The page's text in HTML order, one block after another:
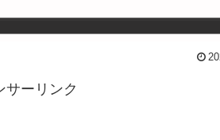
サーリンク